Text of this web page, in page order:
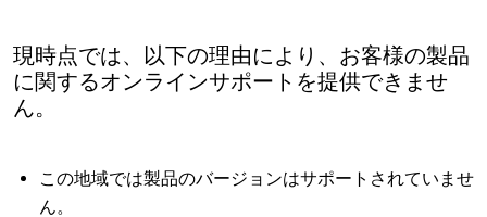
現時点では、以下の理由により、お客様の製品
に関するオンラインサポートを提供できませ
ん。
この地域では製品のバージョンはサポートされていませ
ん。